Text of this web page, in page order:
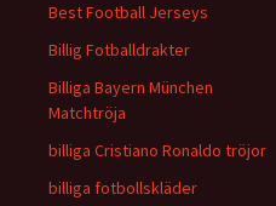
Best Football Jerseys
Billig Fotballdrakter
Billiga Bayern München
Matchtröja
billiga Cristiano Ronaldo tröjor
billiga fotbollskläder